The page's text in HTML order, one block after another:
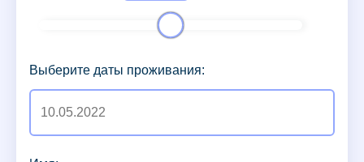
Выберите даты проживания: